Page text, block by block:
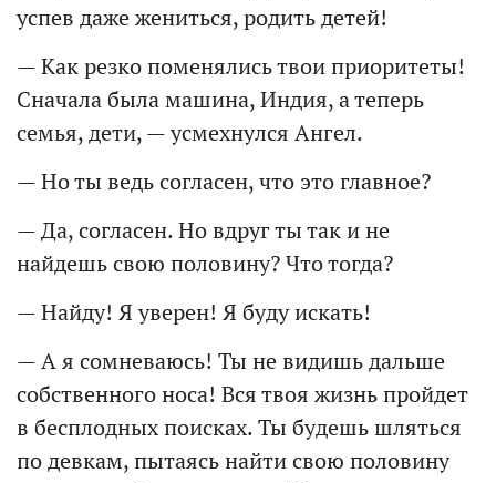
успев даже жениться, родить детей!
— Как резко поменялись твои приоритеты!
Сначала была машина, Индия, а теперь
семья, дети, — усмехнулся Ангел.
— Но ты ведь согласен, что это главное?
— Да, согласен. Но вдруг ты так и не
найдешь свою половину? Что тогда?
— Найду! Я уверен! Я буду искать!
— А я сомневаюсь! Ты не видишь дальше
собственного носа! Вся твоя жизнь пройдет
в бесплодных поисках. Ты будешь шляться
по девкам, пытаясь найти свою половину